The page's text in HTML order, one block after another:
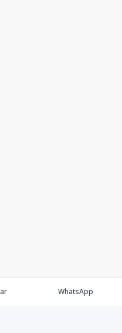
WhatsApp